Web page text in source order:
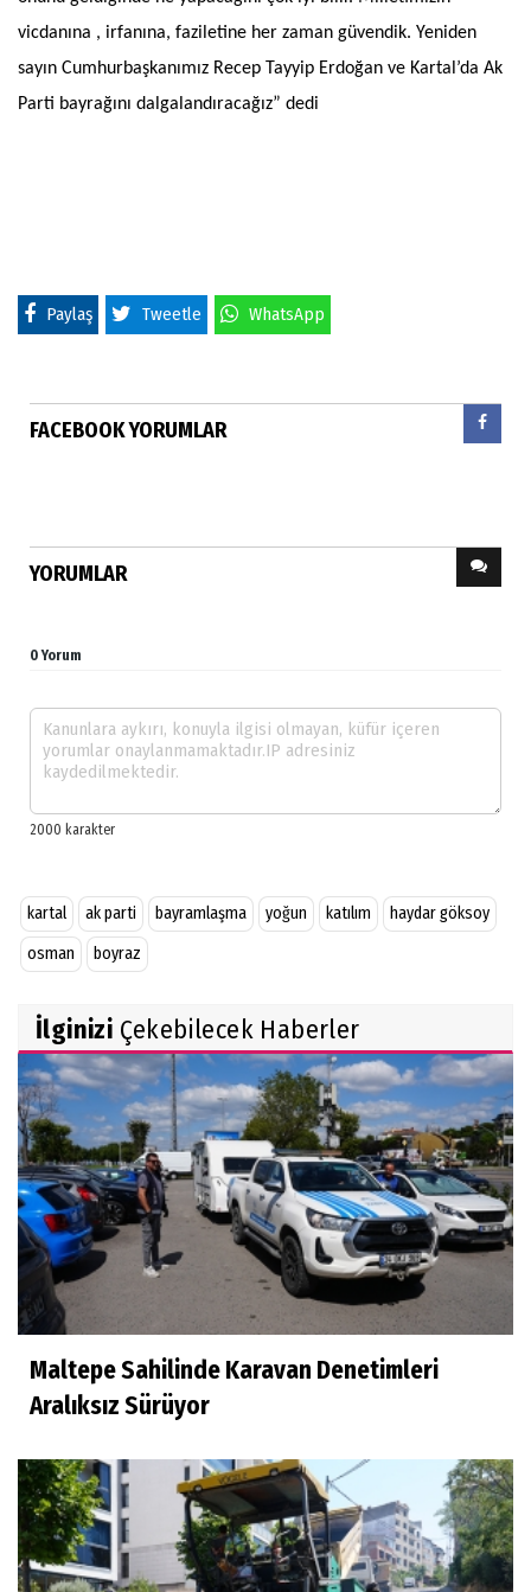
vicdanına , irfanına, faziletine her zaman güvendik. Yeniden
sayın Cumhurbaşkanımız Recep Tayyip Erdoğan ve Kartal’da Ak
Parti bayrağını dalgalandıracağız” dedi
Paylaş Tweetle WhatsApp
FACEBOOK YORUMLAR
YORUMLAR
0 Yorum
kartal ak parti bayramlaşma yoğun katılım
haydar göksoy
osman
boyraz
İlginizi Çekebilecek Haberler
Maltepe Sahilinde Karavan Denetimleri
Aralıksız Sürüyor